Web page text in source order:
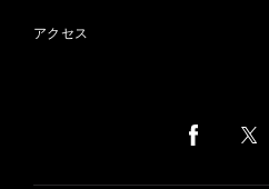
アクセス